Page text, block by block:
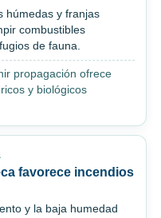
húmedas y franjas
combustibles
de fauna.
propagación ofrece
y biológicos
favorece incendios
y la baja humedad